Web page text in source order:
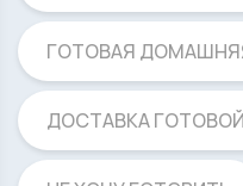
ГОТОВАЯ
ДОСТАВКА